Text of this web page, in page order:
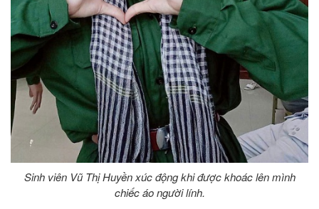
Sinh viên Vũ Thị Huyền xúc động khi được khoác lên mình
chiếc áo người lính.